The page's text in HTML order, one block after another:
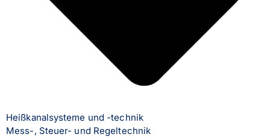
Heißkanalsysteme und -technik
Mess-, Steuer- und Regeltechnik